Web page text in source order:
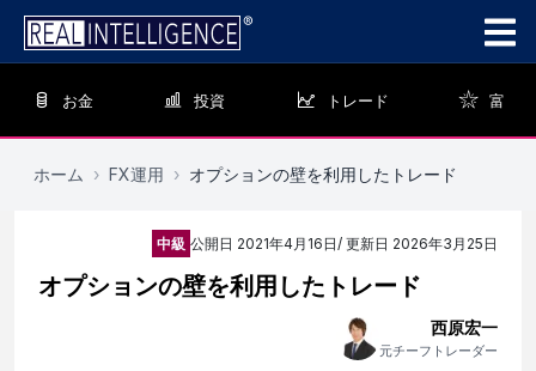
お金 投資 トレード 富
ホーム › FX運用 › オプションの壁を利用したトレード
中級 公開日 2021年4月16日/ 更新日 2026年3月25日
オプションの壁を利用したトレード
西原宏一
元チーフトレーダー